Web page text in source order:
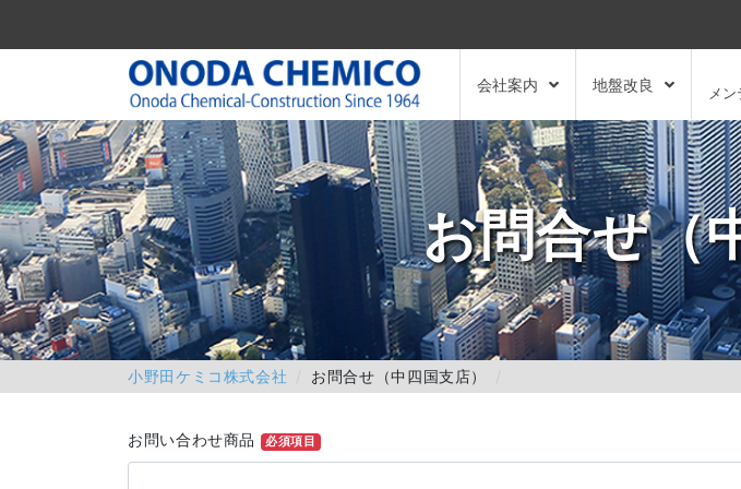
会社案内 地盤改良 メ
お問合せ（
小野田ケミコ株式会社 お問合せ（中四国支店）
お問い合わせ商品 必須項目